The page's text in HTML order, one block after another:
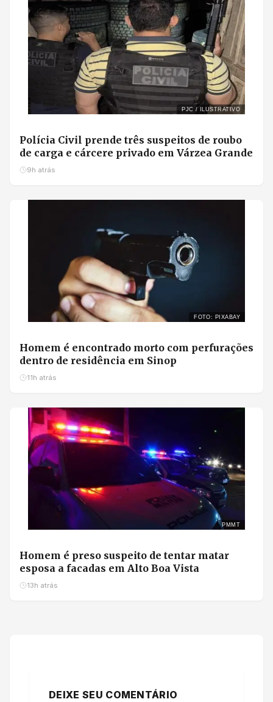
PJC / ILUSTRATIVO
Polícia Civil prende três suspeitos de roubo
de carga e cárcere privado em Várzea Grande
9h atrás
FOTO: PIXABAY
Homem é encontrado morto com perfurações
dentro de residência em Sinop
11h atrás
PMMT
Homem é preso suspeito de tentar matar
esposa a facadas em Alto Boa Vista
13h atrás
DEIXE SEU COMENTÁRIO